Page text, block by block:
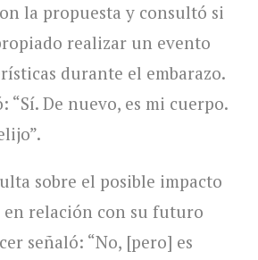
la propuesta y consultó si
realizar un evento
durante el embarazo.
“Sí. De nuevo, es mi cuerpo.
sobre el posible impacto
relación con su futuro
señaló: “No, [pero] es